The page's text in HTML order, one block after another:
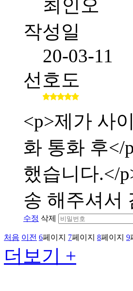
최인오
작성일
20-03-11
선호도
<p>제가 사
화 통화 후</
했습니다.</
송 해주셔서
수정 삭제
처음 이전 6페이지 7페이지 8페이지 9
더보기 +